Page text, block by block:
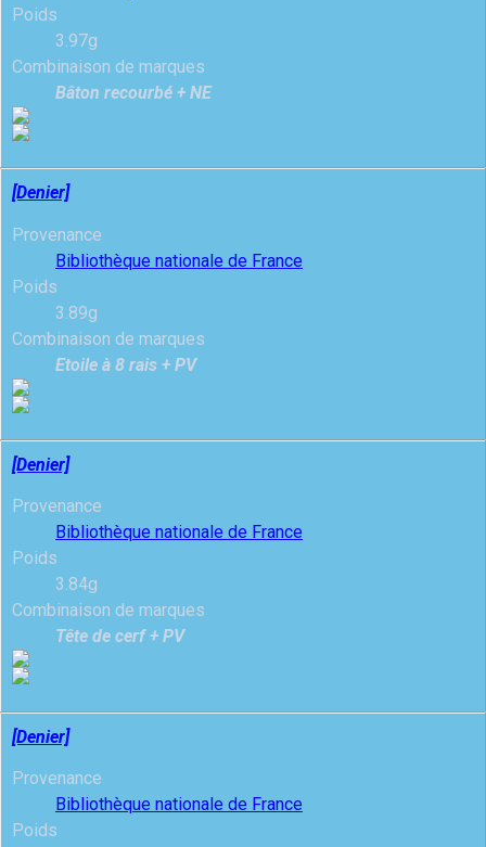
Poids
3.97g
Combinaison de marques
Bâton recourbé + NE
[Denier]
Provenance
Bibliothèque nationale de France
Poids
3.89g
Combinaison de marques
Etoile à 8 rais + PV
[Denier]
Provenance
Bibliothèque nationale de France
Poids
3.84g
Combinaison de marques
Tête de cerf + PV
[Denier]
Provenance
Bibliothèque nationale de France
Poids